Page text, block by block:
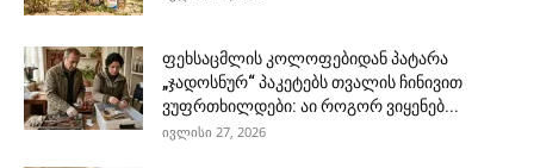
ფეხსაცმლის კოლოფებიდან პატარა
„ჯადოსნურ“ პაკეტებს თვალის ჩინივით
ვუფრთხილდები: აი როგორ ვიყენებ...
ივლისი 27, 2026